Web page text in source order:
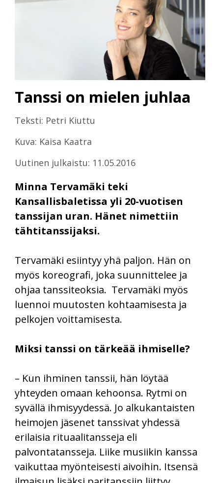
Tanssi on mielen juhlaa
Teksti: Petri Kiuttu
Kuva: Kaisa Kaatra
Uutinen julkaistu: 11.05.2016
Minna Tervamäki teki
Kansallisbaletissa yli 20-vuotisen
tanssijan uran. Hänet nimettiin
tähtitanssijaksi.
Tervamäki esiintyy yhä paljon. Hän on
myös koreografi, joka suunnittelee ja
ohjaa tanssiteoksia. Tervamäki myös
luennoi muutosten kohtaamisesta ja
pelkojen voittamisesta.
Miksi tanssi on tärkeää ihmiselle?
– Kun ihminen tanssii, hän löytää
yhteyden omaan kehoonsa. Rytmi on
syvällä ihmisyydessä. Jo alkukantaisten
heimojen jäsenet tanssivat yhdessä
erilaisia rituaalitansseja eli
palvontatansseja. Liike musiikin kanssa
vaikuttaa myönteisesti aivoihin. Itsensä